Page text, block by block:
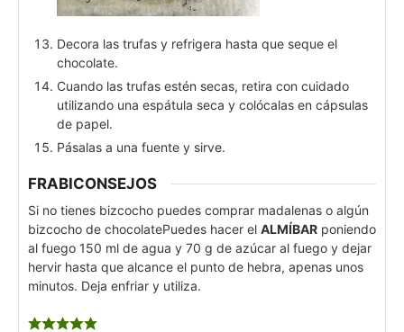
Decora las trufas y refrigera hasta que seque el
chocolate.
Cuando las trufas estén secas, retira con cuidado
utilizando una espátula seca y colócalas en cápsulas
de papel.
Pásalas a una fuente y sirve.
FRABICONSEJOS
Si no tienes bizcocho puedes comprar madalenas o algún
bizcocho de chocolatePuedes hacer el ALMÍBAR poniendo
al fuego 150 ml de agua y 70 g de azúcar al fuego y dejar
hervir hasta que alcance el punto de hebra, apenas unos
minutos. Deja enfriar y utiliza.